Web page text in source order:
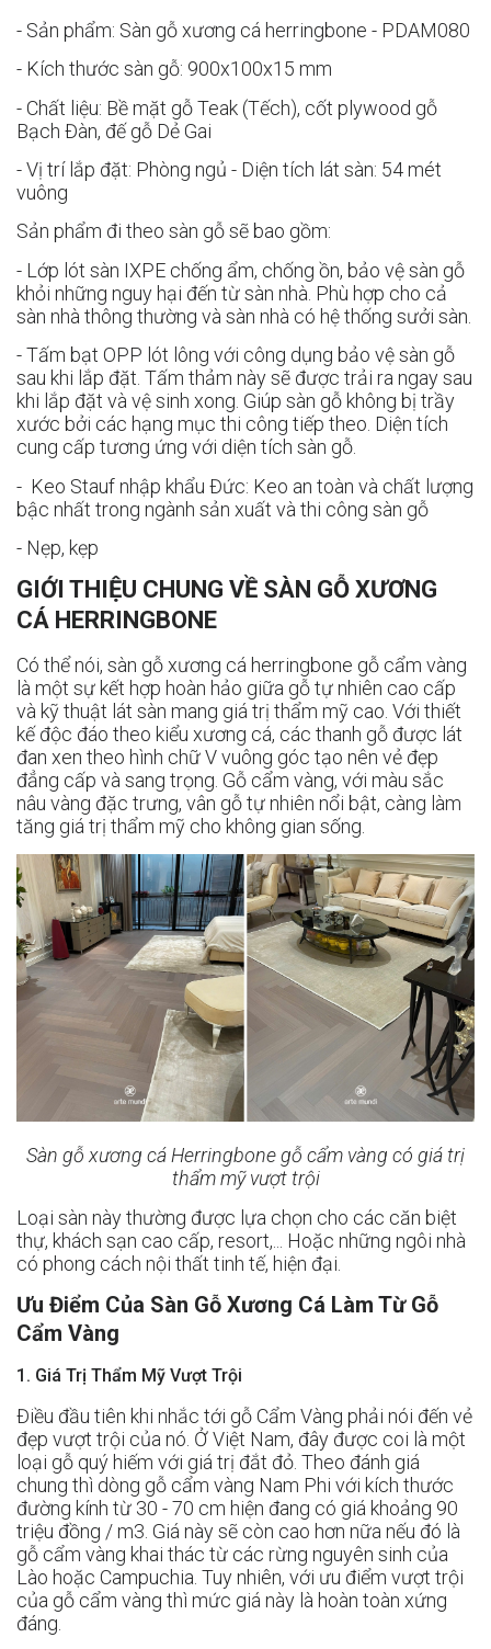
- Sản phẩm: Sàn gỗ xương cá herringbone - PDAM080
- Kích thước sàn gỗ: 900x100x15 mm
- Chất liệu: Bề mặt gỗ Teak (Tếch), cốt plywood gỗ
Bạch Đàn, đế gỗ Dẻ Gai
- Vị trí lắp đặt: Phòng ngủ - Diện tích lát sàn: 54 mét
vuông
Sản phẩm đi theo sàn gỗ sẽ bao gồm:
- Lớp lót sàn IXPE chống ẩm, chống ồn, bảo vệ sàn gỗ
khỏi những nguy hại đến từ sàn nhà. Phù hợp cho cả
sàn nhà thông thường và sàn nhà có hệ thống sưởi sàn.
- Tấm bạt OPP lót lông với công dụng bảo vệ sàn gỗ
sau khi lắp đặt. Tấm thảm này sẽ được trải ra ngay sau
khi lắp đặt và vệ sinh xong. Giúp sàn gỗ không bị trầy
xước bởi các hạng mục thi công tiếp theo. Diện tích
cung cấp tương ứng với diện tích sàn gỗ.
- Keo Stauf nhập khẩu Đức: Keo an toàn và chất lượng
bậc nhất trong ngành sản xuất và thi công sàn gỗ
- Nẹp, kẹp
GIỚI THIỆU CHUNG VỀ SÀN GỖ XƯƠNG
CÁ HERRINGBONE
Có thể nói, sàn gỗ xương cá herringbone gỗ cẩm vàng
là một sự kết hợp hoàn hảo giữa gỗ tự nhiên cao cấp
và kỹ thuật lát sàn mang giá trị thẩm mỹ cao. Với thiết
kế độc đáo theo kiểu xương cá, các thanh gỗ được lát
đan xen theo hình chữ V vuông góc tạo nên vẻ đẹp
đẳng cấp và sang trọng. Gỗ cẩm vàng, với màu sắc
nâu vàng đặc trưng, vân gỗ tự nhiên nổi bật, càng làm
tăng giá trị thẩm mỹ cho không gian sống.
Sàn gỗ xương cá Herringbone gỗ cẩm vàng có giá trị
thẩm mỹ vượt trội
Loại sàn này thường được lựa chọn cho các căn biệt
thự, khách sạn cao cấp, resort,... Hoặc những ngôi nhà
có phong cách nội thất tinh tế, hiện đại.
Ưu Điểm Của Sàn Gỗ Xương Cá Làm Từ Gỗ
Cẩm Vàng
1. Giá Trị Thẩm Mỹ Vượt Trội
Điều đầu tiên khi nhắc tới gỗ Cẩm Vàng phải nói đến vẻ
đẹp vượt trội của nó. Ở Việt Nam, đây được coi là một
loại gỗ quý hiếm với giá trị đắt đỏ. Theo đánh giá
chung thì dòng gỗ cẩm vàng Nam Phi với kích thước
đường kính từ 30 - 70 cm hiện đang có giá khoảng 90
triệu đồng / m3. Giá này sẽ còn cao hơn nữa nếu đó là
gỗ cẩm vàng khai thác từ các rừng nguyên sinh của
Lào hoặc Campuchia. Tuy nhiên, với ưu điểm vượt trội
của gỗ cẩm vàng thì mức giá này là hoàn toàn xứng
đáng.